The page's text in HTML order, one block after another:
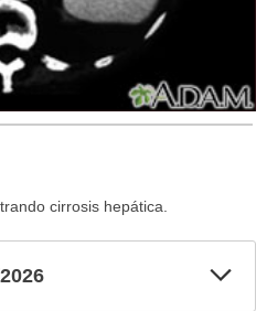
cirrosis hepática.